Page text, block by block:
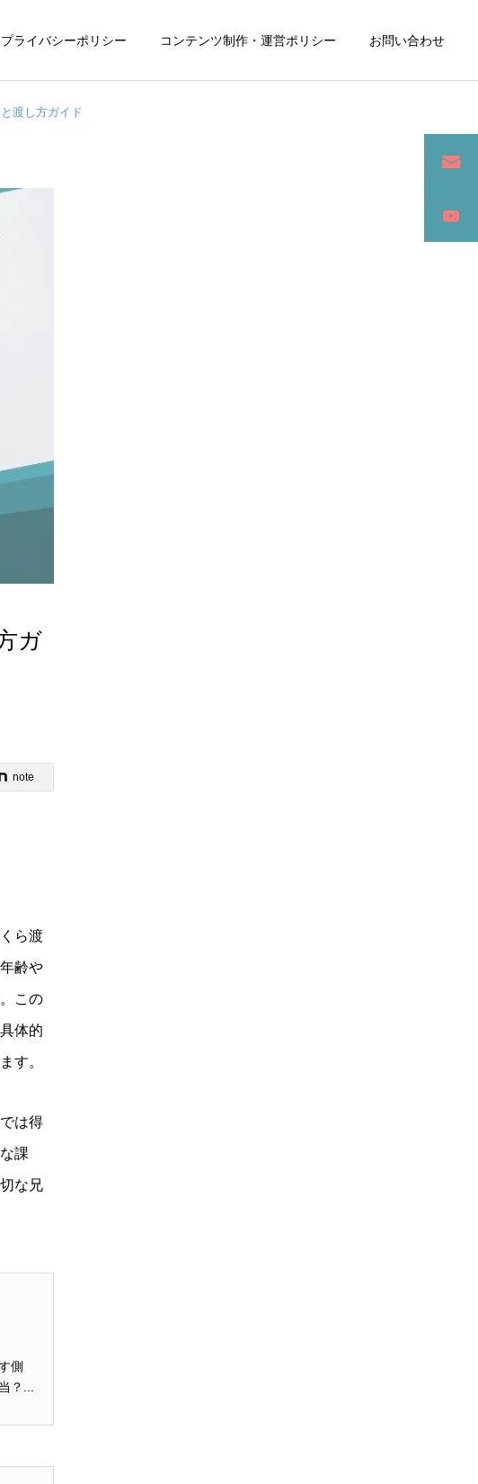
プライバシーポリシー コンテンツ制作・運営ポリシー お問い合わせ
フィックデザイン
渡し方ガイド
ガ
note
ら渡
齢や
この
体的
す。
は得
課
な兄
側
？...